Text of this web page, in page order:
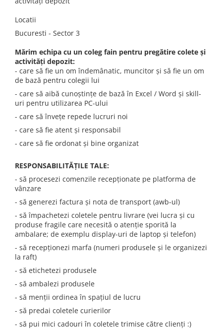
A2442 (M1 14” 2021)
A2485 (M1 16” 2021)
A2779 (M2 14” 2023)
A2918 (M3 14” 2023)
A2992 (M3 14” 2023)
Top Piese Mac
Baterii MacBook
Placi de baza
Display MacBook
Tastatura MacBook
MacBook Air
A1369 (13” 2010-2011)
A1370 (11” 2010-2011)
A1465 (11” 2012-2015)
A1466 (13” 2012-2017)
A2337 (M1 13” 2020)
A2681 (M2 13” 2022)
A2941 (M2 15” 2023)
A3113 (M3 13” 2024)
Locatii
Bucuresti - Sector 3
Mărim echipa cu un coleg fain pentru pregătire colete și
activități depozit:
- care să fie un om îndemânatic, muncitor și să fie un om
de bază pentru colegii lui
- care să aibă cunoștințe de bază în Excel / Word și skill-
uri pentru utilizarea PC-ului
- care să învețe repede lucruri noi
- care să fie atent și responsabil
- care să fie ordonat și bine organizat
RESPONSABILITĂȚILE TALE:
- să procesezi comenzile recepționate pe platforma de
vânzare
- să generezi factura și nota de transport (awb-ul)
- să împachetezi coletele pentru livrare (vei lucra și cu
produse fragile care necesită o atenție sporită la
ambalare; de exemplu display-uri de laptop și telefon)
- să recepționezi marfa (numeri produsele și le organizezi
la raft)
- să etichetezi produsele
- să ambalezi produsele
- să menții ordinea în spațiul de lucru
- să predai coletele curierilor
- să pui mici cadouri în coletele trimise către clienți :)